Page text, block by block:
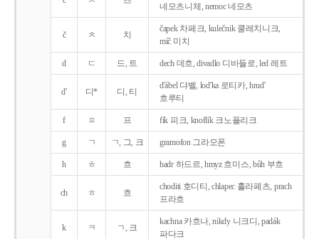
네모츠니체, nemoc 네모츠
č ㅊ 치
čapek 차페크, kulečnik 쿨레치니크,
míč 미치
d ㄷ 드, 트 dech 데흐, divadlo 디바들로, led 레트
d' 디* 디, 티
d'ábel 댜벨, lod'ka 로티카, hrud'
흐루티
f ㅍ 프 fík 피크, knoflík 크노플리크
g ㄱ ㄱ, 그, 크 gramofon 그라모폰
h ㅎ 흐 hadr 하드르, hmyz 흐미스, bůh 부흐
ch ㅎ 흐
choditi 호디티, chlapec 흘라페츠, prach
프라흐
k ㅋ ㄱ, 크
kachna 카흐나, nikdy 니크디, padák
파다크